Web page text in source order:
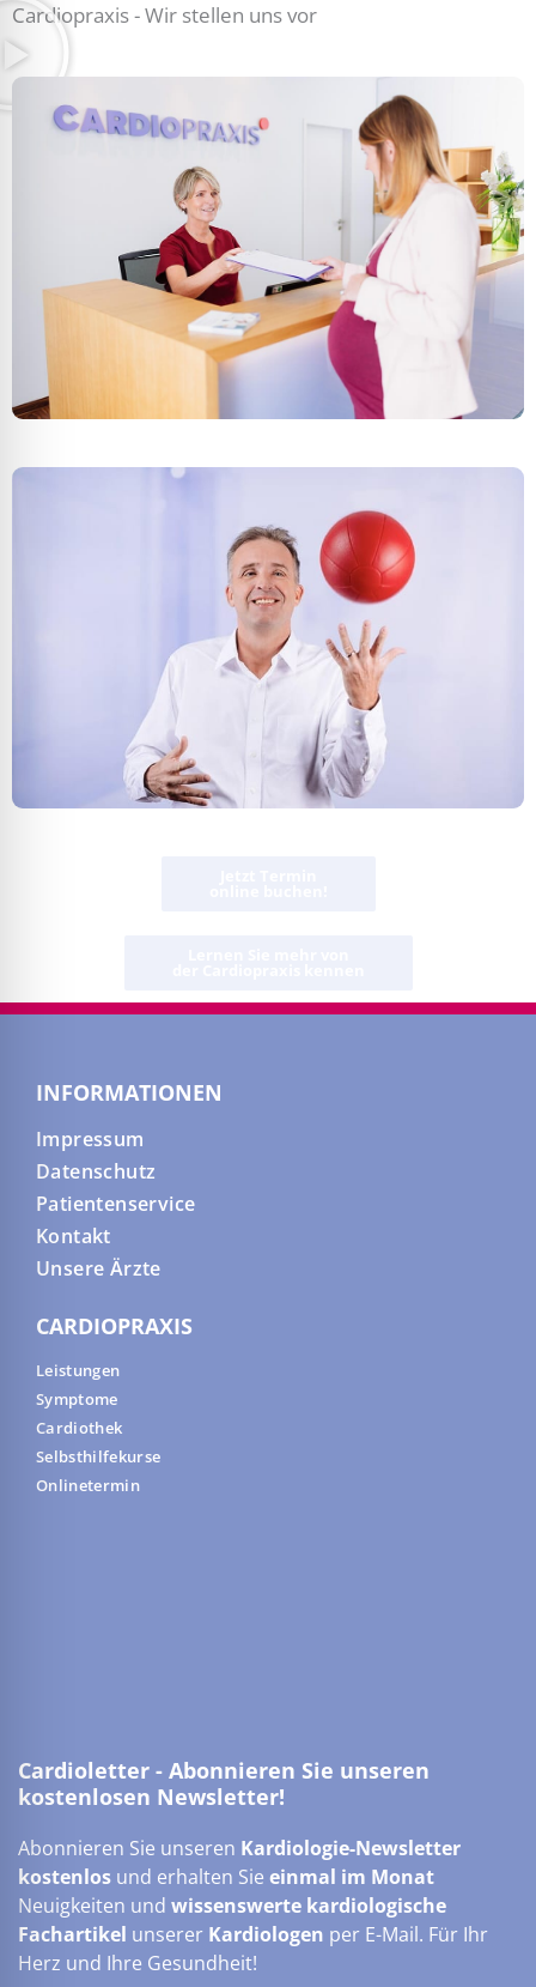
Cardiopraxis - Wir stellen uns vor
INFORMATIONEN
Impressum
Datenschutz
Patientenservice
Kontakt
Unsere Ärzte
CARDIOPRAXIS
Leistungen
Symptome
Cardiothek
Selbsthilfekurse
Onlinetermin
Cardioletter - Abonnieren Sie unseren
kostenlosen Newsletter!
Abonnieren Sie unseren Kardiologie-Newsletter
kostenlos und erhalten Sie einmal im Monat
Neuigkeiten und wissenswerte kardiologische
Fachartikel unserer Kardiologen per E-Mail. Für Ihr
Herz und Ihre Gesundheit!